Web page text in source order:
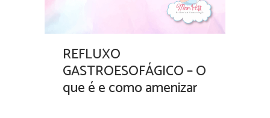
REFLUXO
GASTROESOFÁGICO – O
que é e como amenizar